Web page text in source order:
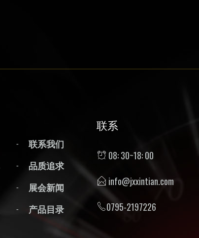
联系我们
品质追求
展会新闻
产品目录
联系
08: 30~18: 00
info@jxxintian.com
0795-2197226